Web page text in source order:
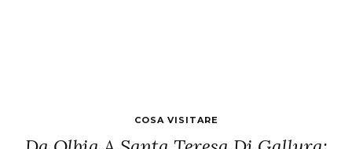
COSA VISITARE